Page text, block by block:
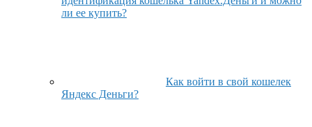
ли ее купить?
Как войти в свой кошелек
Яндекс Деньги?